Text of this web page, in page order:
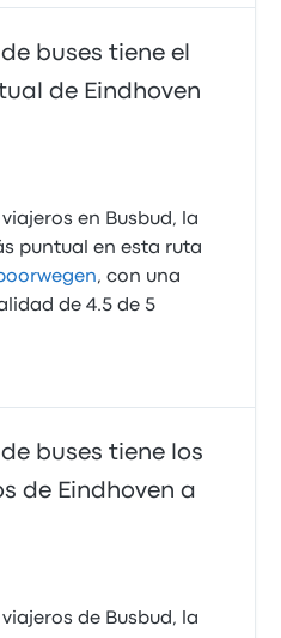
buses tiene el
de Eindhoven
en Busbud, la
puntual en esta ruta
, con una
de 4.5 de 5
buses tiene los
de Eindhoven a
de Busbud, la